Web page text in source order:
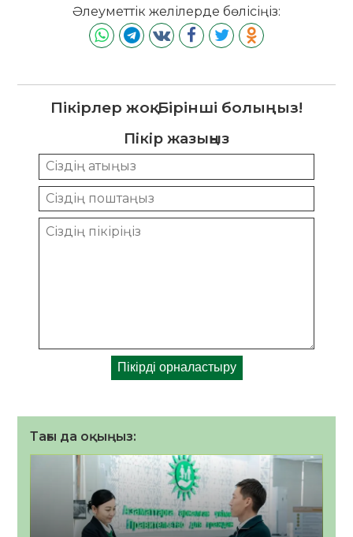
Әлеуметтік желілерде бөлісіңіз:
Пікірлер жоқ. Бірінші болыңыз!
Пікір жазыңыз
Тағы да оқыңыз: